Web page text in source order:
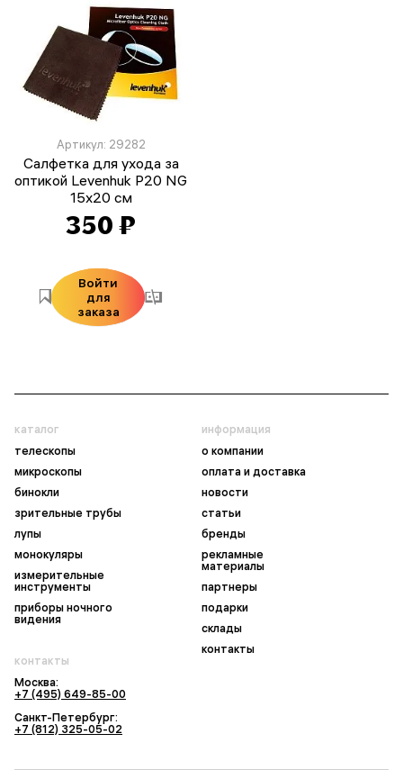
Артикул: 29282
Салфетка для ухода за
оптикой Levenhuk P20 NG
15x20 см
350 ₽
Войти
для
заказа
каталог
телескопы
микроскопы
бинокли
зрительные трубы
лупы
монокуляры
измерительные
инструменты
приборы ночного
видения
информация
о компании
оплата и доставка
новости
статьи
бренды
рекламные
материалы
партнеры
подарки
склады
контакты
контакты
Москва:
+7 (495) 649-85-00
Санкт-Петербург:
+7 (812) 325-05-02